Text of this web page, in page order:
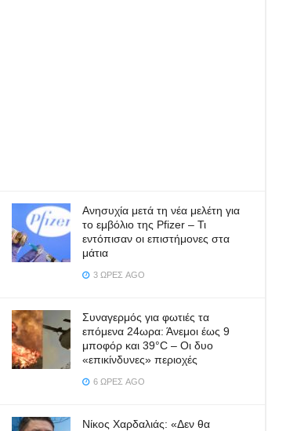
Ανησυχία μετά τη νέα μελέτη για
το εμβόλιο της Pfizer – Τι
εντόπισαν οι επιστήμονες στα
μάτια
3 ΏΡΕΣ AGO
Συναγερμός για φωτιές τα
επόμενα 24ωρα: Άνεμοι έως 9
μποφόρ και 39°C – Οι δυο
«επικίνδυνες» περιοχές
6 ΏΡΕΣ AGO
Νίκος Χαρδαλιάς: «Δεν θα